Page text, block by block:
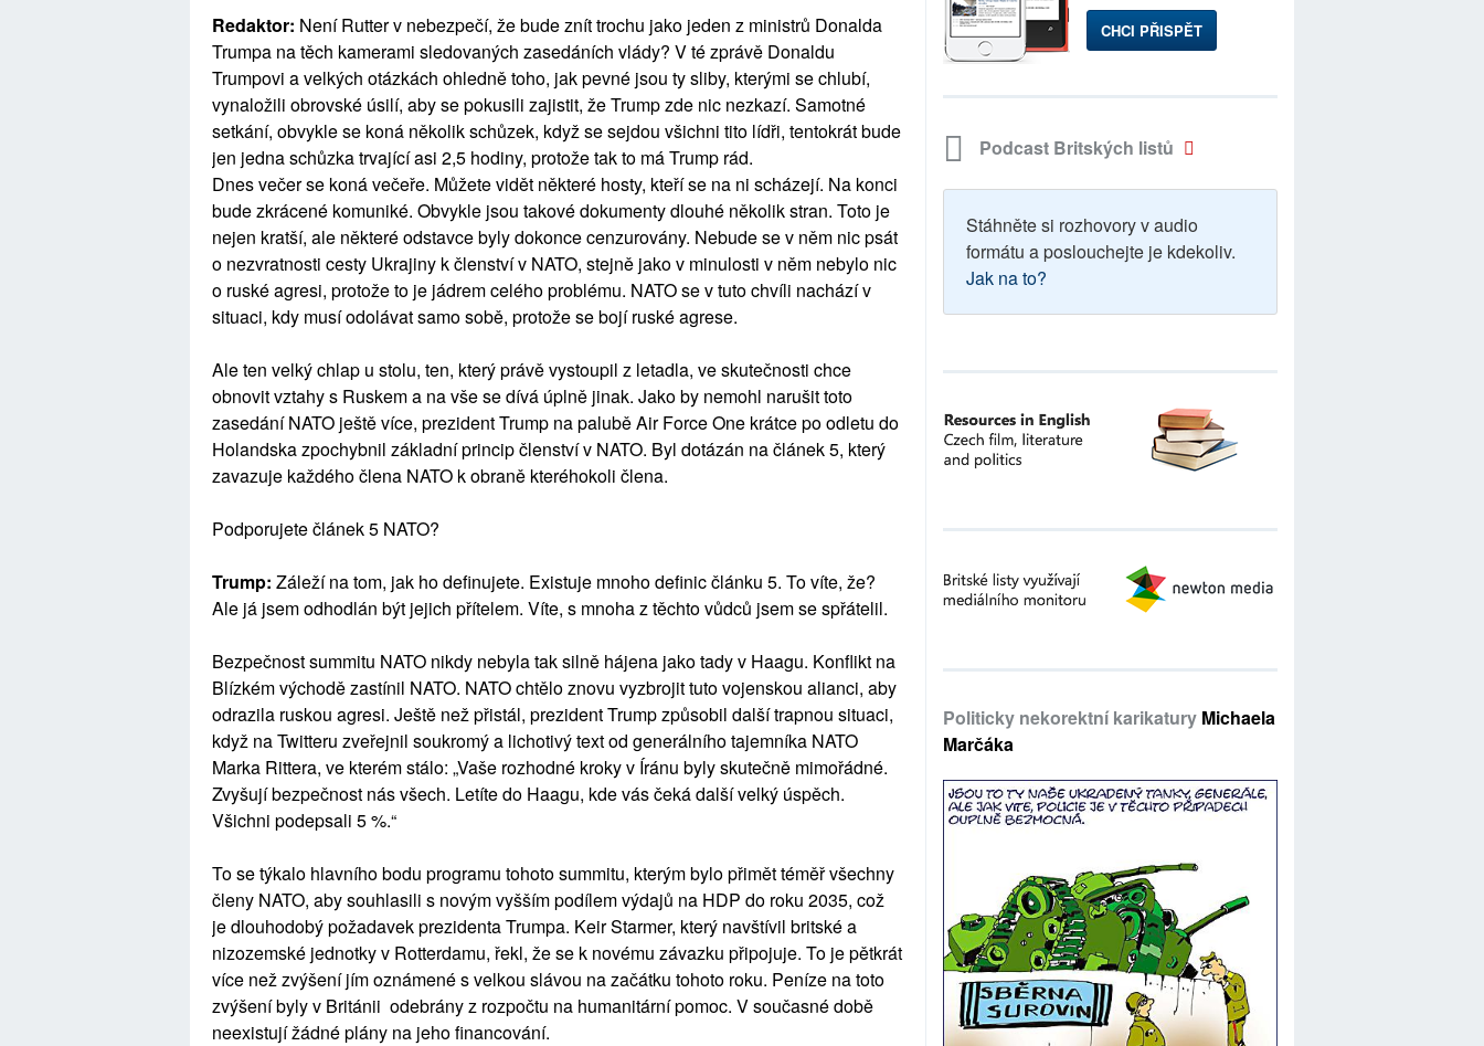
Redaktor: Není Rutter v nebezpečí, že bude znít trochu jako jeden z ministrů Donalda
Trumpa na těch kamerami sledovaných zasedáních vlády? V té zprávě Donaldu
Trumpovi a velkých otázkách ohledně toho, jak pevné jsou ty sliby, kterými se chlubí,
vynaložili obrovské úsilí, aby se pokusili zajistit, že Trump zde nic nezkazí. Samotné
setkání, obvykle se koná několik schůzek, když se sejdou všichni tito lídři, tentokrát bude
jen jedna schůzka trvající asi 2,5 hodiny, protože tak to má Trump rád.
Dnes večer se koná večeře. Můžete vidět některé hosty, kteří se na ni scházejí. Na konci
bude zkrácené komuniké. Obvykle jsou takové dokumenty dlouhé několik stran. Toto je
nejen kratší, ale některé odstavce byly dokonce cenzurovány. Nebude se v něm nic psát
o nezvratnosti cesty Ukrajiny k členství v NATO, stejně jako v minulosti v něm nebylo nic
o ruské agresi, protože to je jádrem celého problému. NATO se v tuto chvíli nachází v
situaci, kdy musí odolávat samo sobě, protože se bojí ruské agrese.
Ale ten velký chlap u stolu, ten, který právě vystoupil z letadla, ve skutečnosti chce
obnovit vztahy s Ruskem a na vše se dívá úplně jinak. Jako by nemohl narušit toto
zasedání NATO ještě více, prezident Trump na palubě Air Force One krátce po odletu do
Holandska zpochybnil základní princip členství v NATO. Byl dotázán na článek 5, který
zavazuje každého člena NATO k obraně kteréhokoli člena.
Podporujete článek 5 NATO?
Trump: Záleží na tom, jak ho definujete. Existuje mnoho definic článku 5. To víte, že?
Ale já jsem odhodlán být jejich přítelem. Víte, s mnoha z těchto vůdců jsem se spřátelil.
Bezpečnost summitu NATO nikdy nebyla tak silně hájena jako tady v Haagu. Konflikt na
Blízkém východě zastínil NATO. NATO chtělo znovu vyzbrojit tuto vojenskou alianci, aby
odrazila ruskou agresi. Ještě než přistál, prezident Trump způsobil další trapnou situaci,
když na Twitteru zveřejnil soukromý a lichotivý text od generálního tajemníka NATO
Marka Rittera, ve kterém stálo: „Vaše rozhodné kroky v Íránu byly skutečně mimořádné.
Zvyšují bezpečnost nás všech. Letíte do Haagu, kde vás čeká další velký úspěch.
Všichni podepsali 5 %.“
To se týkalo hlavního bodu programu tohoto summitu, kterým bylo přimět téměř všechny
členy NATO, aby souhlasili s novým vyšším podílem výdajů na HDP do roku 2035, což
je dlouhodobý požadavek prezidenta Trumpa. Keir Starmer, který navštívil britské a
nizozemské jednotky v Rotterdamu, řekl, že se k novému závazku připojuje. To je pětkrát
více než zvýšení jím oznámené s velkou slávou na začátku tohoto roku. Peníze na toto
zvýšení byly v Británii odebrány z rozpočtu na humanitární pomoc. V současné době
neexistují žádné plány na jeho financování.
CHCI PŘISPĚT
Podcast Britských listů
Stáhněte si rozhovory v audio
formátu a poslouchejte je kdekoliv.
Jak na to?
Politicky nekorektní karikatury Michaela
Marčáka